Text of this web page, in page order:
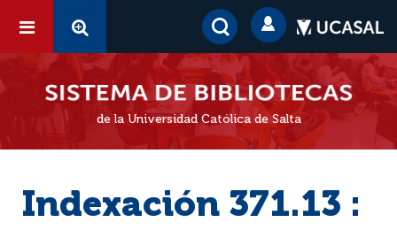
de la Universidad Católica de Salta
Indexación 371.13 :